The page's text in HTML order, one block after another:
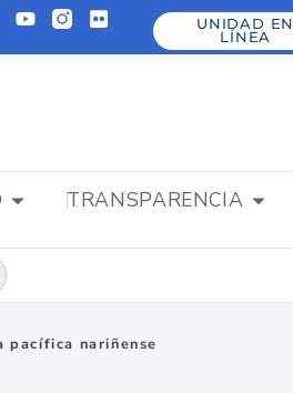
UNIDAD EN
LÍNEA
TRANSPARENCIA
de búsqueda
pacífica nariñense